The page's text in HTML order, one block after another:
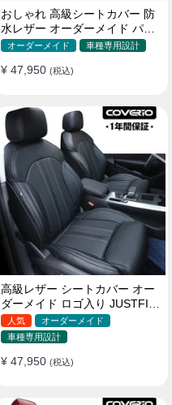
おしゃれ 高級シートカバー 防
水レザー オーダーメイド パン
チング加工 9色 全席セット
オーダーメイド 車種専用設計
¥ 47,950 (税込)
高級レザー シートカバー オー
ダーメイド ロゴ入り JUSTFIT
保証 耐摩耗性 全席セット
人気
オーダーメイド
車種専用設計
¥ 47,950 (税込)